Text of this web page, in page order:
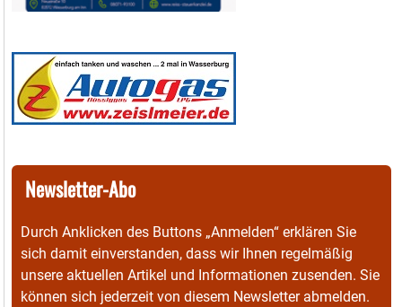
Newsletter-Abo
Durch Anklicken des Buttons „Anmelden“ erklären Sie
sich damit einverstanden, dass wir Ihnen regelmäßig
unsere aktuellen Artikel und Informationen zusenden. Sie
können sich jederzeit von diesem Newsletter abmelden.